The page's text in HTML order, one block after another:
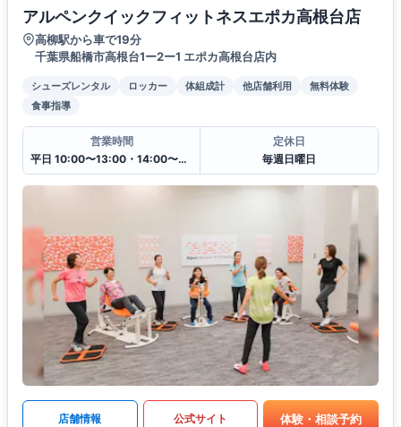
アルペンクイックフィットネスエポカ高根台店
高柳駅から車で19分
千葉県船橋市高根台1ー2ー1 エポカ高根台店内
シューズレンタル ロッカー 体組成計 他店舗利用
無料体験
食事指導
営業時間
平日 10:00〜13:00・14:00〜20:00
定休日
毎週日曜日
店舗情報 公式サイト 体験・相談予約